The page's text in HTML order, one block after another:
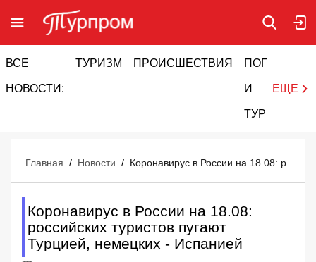
ВСЕ
НОВОСТИ:
ТУРИЗМ ПРОИСШЕСТВИЯ ПОГОДА
И
ТУРИЗМ
ЕЩЕ
Главная / Новости /
Коронавирус в России на 18.08:
российских туристов пугают
Турцией, немецких - Испанией